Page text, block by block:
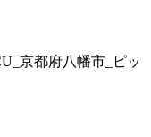
京都府八幡市_ピッ